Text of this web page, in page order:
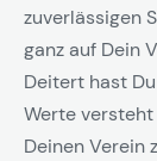
zuverlässigen
ganz auf Dein
Deitert hast
Werte
Deinen Verein